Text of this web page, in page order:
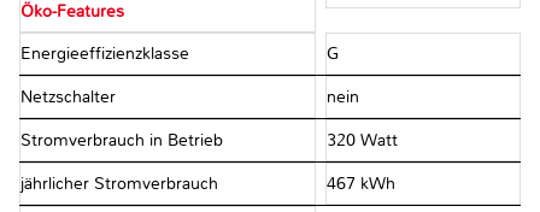
Öko-Features
Energieeffizienzklasse G
Netzschalter nein
Stromverbrauch in Betrieb 320 Watt
jährlicher Stromverbrauch 467 kWh